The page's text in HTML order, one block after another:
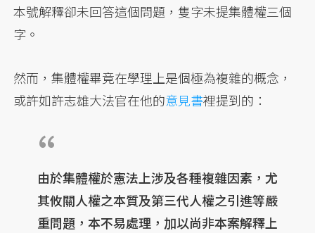
本號解釋卻未回答這個問題，隻字未提集體權三個
字。
然而，集體權畢竟在學理上是個極為複雜的概念，
或許如許志雄大法官在他的意見書裡提到的：
由於集體權於憲法上涉及各種複雜因素，尤
其攸關人權之本質及第三代人權之引進等嚴
重問題，本不易處理，加以尚非本案解釋上